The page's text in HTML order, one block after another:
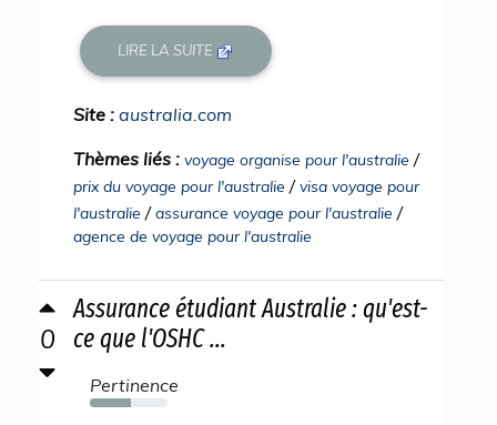
LIRE LA SUITE
Site : australia.com
Thèmes liés : voyage organise pour l'australie /
prix du voyage pour l'australie /visa voyage pour
l'australie /assurance voyage pour l'australie /
agence de voyage pour l'australie
0
Assurance étudiant Australie : qu'est-
ce que l'OSHC ...
Pertinence
53%